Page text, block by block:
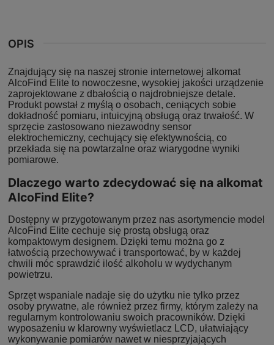
OPIS
Znajdujący się na naszej stronie internetowej alkomat
AlcoFind Elite to nowoczesne, wysokiej jakości urządzenie
zaprojektowane z dbałością o najdrobniejsze detale.
Produkt powstał z myślą o osobach, ceniących sobie
dokładność pomiaru, intuicyjną obsługą oraz trwałość. W
sprzęcie zastosowano niezawodny sensor
elektrochemiczny, cechujący się efektywnością, co
przekłada się na powtarzalne oraz wiarygodne wyniki
pomiarowe.
Dlaczego warto zdecydować się na alkomat
AlcoFind Elite?
Dostępny w przygotowanym przez nas asortymencie model
AlcoFind Elite cechuje się prostą obsługą oraz
kompaktowym designem. Dzięki temu można go z
łatwością przechowywać i transportować, by w każdej
chwili móc sprawdzić ilość alkoholu w wydychanym
powietrzu.
Sprzęt wspaniale nadaje się do użytku nie tylko przez
osoby prywatne, ale również przez firmy, którym zależy na
regularnym kontrolowaniu swoich pracowników. Dzięki
wyposażeniu w klarowny wyświetlacz LCD, ułatwiający
wykonywanie pomiarów nawet w niesprzyjających